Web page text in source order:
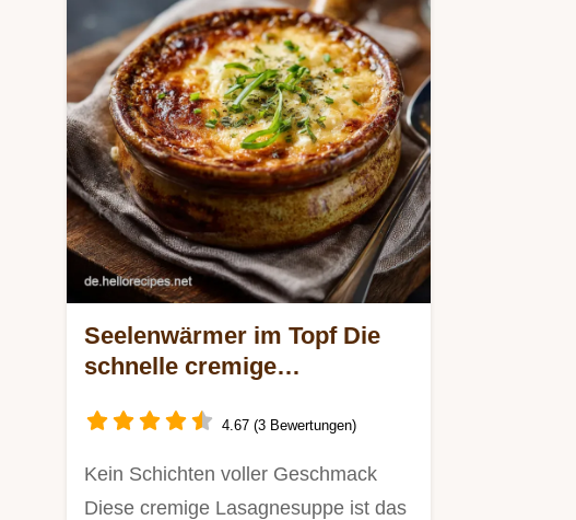
Seelenwärmer im Topf Die
schnelle cremige
Feierabend
4.67 (3 Bewertungen)
Kein Schichten voller Geschmack
Diese cremige Lasagnesuppe ist das